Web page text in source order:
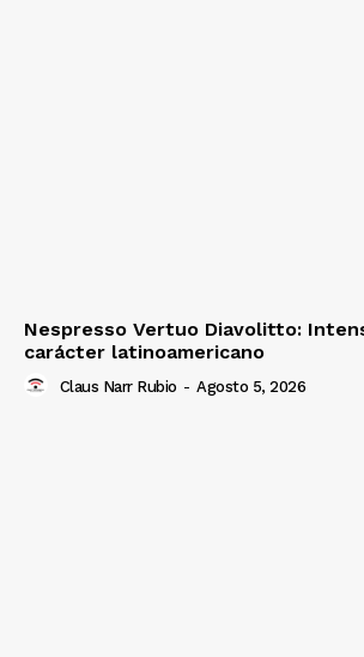
Nespresso Vertuo Diavolitto:
carácter latinoamericano
Claus Narr Rubio - Agosto 5, 2026